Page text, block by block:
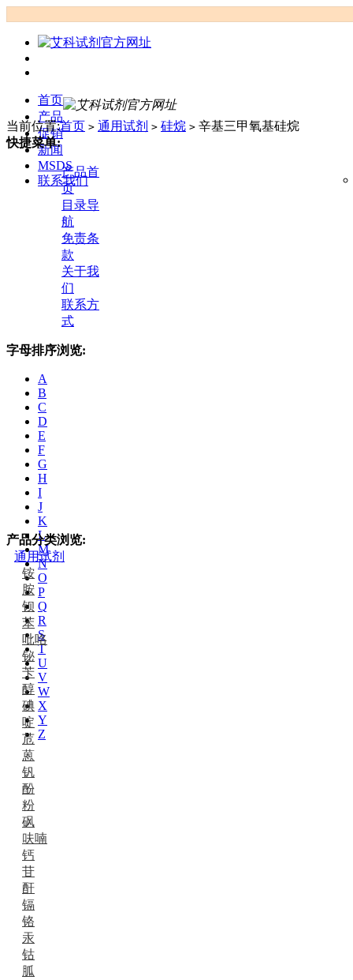
首页
产品
促销
新闻
MSDS
联系我们
当前位置:首页 > 通用试剂 > 硅烷 > 辛基三甲氧基硅烷
快捷菜单:
产品首
页
目录导
航
免责条
款
关于我
们
联系方
式
字母排序浏览:
A
B
C
D
E
F
G
H
I
J
K
L
M
N
O
P
Q
R
S
T
U
V
W
X
Y
Z
产品分类浏览:
通用试剂
铵
胺
钡
苯
吡咯
铋
苄
醇
碘
啶
苊
蒽
钒
酚
粉
砜
呋喃
钙
苷
酐
镉
铬
汞
钴
胍